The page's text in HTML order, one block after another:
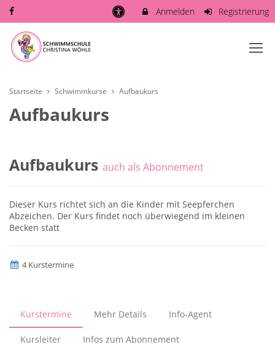
Anmelden Registrierung
Startseite Schwimmkurse Aufbaukurs
Aufbaukurs
Aufbaukurs auch als Abonnement
Dieser Kurs richtet sich an die Kinder mit Seepferchen
Abzeichen. Der Kurs findet noch überwiegend im kleinen
Becken statt
4 Kurstermine
Kurstermine Mehr Details Info-Agent
Kursleiter Infos zum Abonnement